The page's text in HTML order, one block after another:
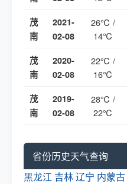
茂
南
2021-
02-08
26℃ /
14℃
茂
南
2020-
02-08
22℃ /
16℃
茂
南
2019-
02-08
28℃ /
22℃
省份历史天气查询
黑龙江 吉林辽宁 内蒙古